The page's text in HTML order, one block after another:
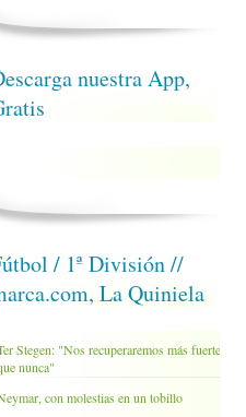
nuestra App,
/ 1ª División //
La Quiniela
Stegen: "Nos recuperaremos más fuertes
nunca"
con molestias en un tobillo